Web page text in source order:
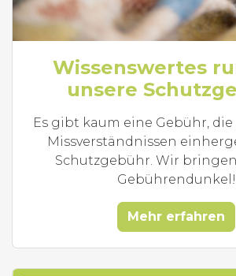
Wissenswertes
unsere
Es gibt kaum eine Gebühr,
Missverständnissen
Schutzgebühr. Wir
Gebührendunkel!
Mehr erfahren